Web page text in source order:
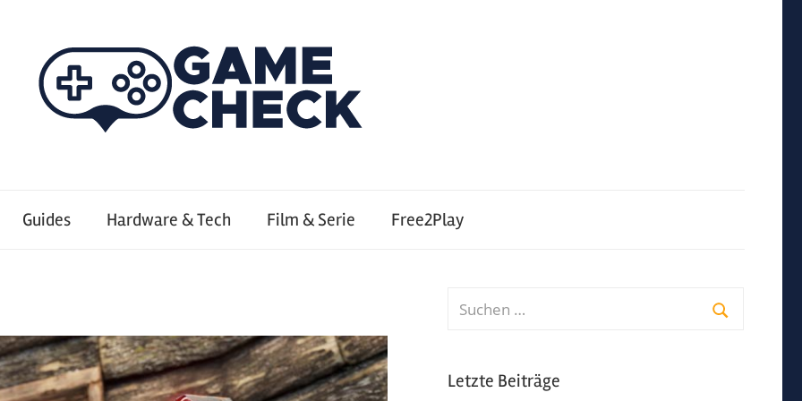
Guides Hardware & Tech Film & Serie Free2Play
Suchen
Letzte Beiträge